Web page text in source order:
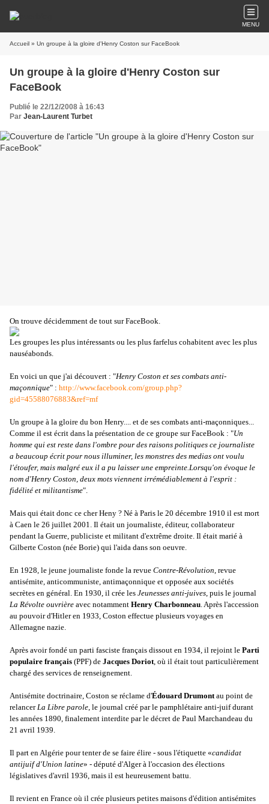
MENU
Accueil » Un groupe à la gloire d'Henry Coston sur FaceBook
Un groupe à la gloire d'Henry Coston sur
FaceBook
Publié le 22/12/2008 à 16:43
Par Jean-Laurent Turbet
On trouve décidemment de tout sur FaceBook.
Les groupes les plus intéressants ou les plus farfelus cohabitent avec les plus
nauséabonds.
En voici un que j'ai découvert : "Henry Coston et ses combats anti-
maçonnique" : http://www.facebook.com/group.php?
gid=45588076883&ref=mf
Un groupe à la gloire du bon Henry.... et de ses combats anti-maçonniques...
Comme il est écrit dans la présentation de ce groupe sur FaceBook : "Un
homme qui est reste dans l'ombre pour des raisons politiques ce journaliste
a beaucoup écrit pour nous illuminer, les monstres des medias ont voulu
l'étoufer, mais malgré eux il a pu laisser une empreinte.Lorsqu'on évoque le
nom d'Henry Coston, deux mots viennent irrémédiablement à l'esprit :
fidélité et militantisme".
Mais qui était donc ce cher Heny ? Né à Paris le 20 décembre 1910 il est mort
à Caen le 26 juillet 2001. Il était un journaliste, éditeur, collaborateur
pendant la Guerre, publiciste et militant d'extrême droite. Il était marié à
Gilberte Coston (née Borie) qui l'aida dans son oeuvre.
En 1928, le jeune journaliste fonde la revue Contre-Révolution, revue
antisémite, anticommuniste, antimaçonnique et opposée aux sociétés
secrètes en général. En 1930, il crée les Jeunesses anti-juives, puis le journal
La Révolte ouvrière avec notamment Henry Charbonneau. Après l'accession
au pouvoir d'Hitler en 1933, Coston effectue plusieurs voyages en
Allemagne nazie.
Après avoir fondé un parti fasciste français dissout en 1934, il rejoint le Parti
populaire français (PPF) de Jacques Doriot, où il était tout particulièrement
chargé des services de renseignement.
Antisémite doctrinaire, Coston se réclame d'Édouard Drumontau point de
relancerLa Libre parole, le journal créé par le pamphlétaire anti-juif durant
les années 1890, finalement interdite par le décret de Paul Marchandeau du
21 avril 1939.
Il part en Algérie pour tenter de se faire élire - sous l'étiquette «candidat
antijuif d'Union latine» - député d'Alger à l'occasion des élections
législatives d'avril 1936, mais il est heureusement battu.
Il revient en France où il crée plusieurs petites maisons d'édition antisémites